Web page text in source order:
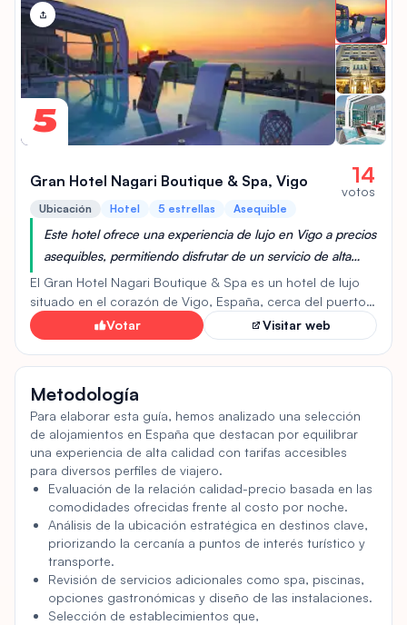
habitaciones con balcón, televisión por satélite y baños
completos. El hotel cuenta con piscina climatizada,
tumbonas y una piscina infantil. La oferta gastronómica
incluye un desayuno buffet con una variedad de
opciones. Gracias a su ubicación frente al mar, sus
modernas instalaciones y su prioridad en la comodidad
del huésped, el Spirit Hotel Benalmádena Beach ofrece
una estancia relajante y práctica.
5
Gran Hotel Nagari Boutique & Spa, Vigo 14
votos
Ubicación Hotel 5 estrellas Asequible
Este hotel ofrece una experiencia de lujo en Vigo a precios
asequibles, permitiendo disfrutar de un servicio de alta
calidad sin gastar una fortuna. Su ubicación y servicios lo
hacen una opción atractiva.
El Gran Hotel Nagari Boutique & Spa es un hotel de lujo
situado en el corazón de Vigo, España, cerca del puerto,
el distrito financiero y la zona comercial. Ubicado en un
edificio histórico, el hotel ofrece habitaciones
elegantemente diseñadas y equipadas con comodidades
acondicionado y minibar. Los huéspedes pueden disfrutar
de diversas instalaciones, como una piscina en la azotea
con vistas al mar, un spa y un gimnasio. El hotel goza de
una práctica ubicación cerca del Museo de Arte
Contemporáneo y a un corto trayecto en coche de la
playa más cercana. Es el punto de partida ideal para
explorar la ciudad y disfrutar de una estancia inolvidable.
Votar Visitar web
Información del ranking
Metodología
Para elaborar esta guía, hemos analizado una selección
de alojamientos en España que destacan por equilibrar
una experiencia de alta calidad con tarifas accesibles
para diversos perfiles de viajero.
Evaluación de la relación calidad-precio basada en las
comodidades ofrecidas frente al costo por noche.
Análisis de la ubicación estratégica en destinos clave,
priorizando la cercanía a puntos de interés turístico y
transporte.
Revisión de servicios adicionales como spa, piscinas,
opciones gastronómicas y diseño de las instalaciones.
Selección de establecimientos que,